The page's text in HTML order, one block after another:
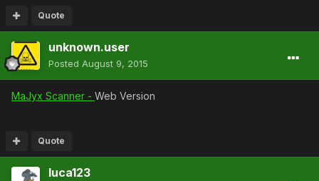
Quote
unknown.user
Posted August 9, 2015
MaJyx Scanner - Web Version
Quote
luca123